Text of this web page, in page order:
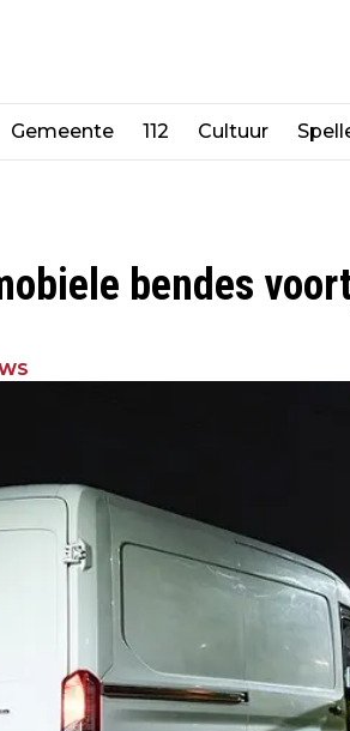
Gemeente 112 Cultuur
bendes